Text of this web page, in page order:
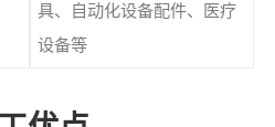
具、自动化设备配件、医疗
设备等